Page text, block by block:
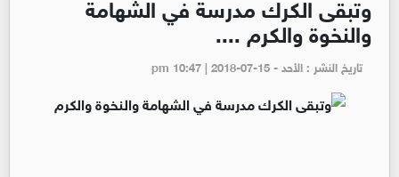
والنخوة والكرم ....
تاريخ النشر : الأحد - pm 10:47 | 2018-07-15